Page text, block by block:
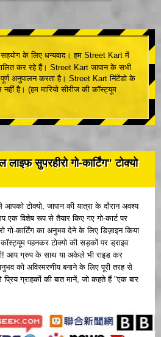
के लिए धन्यवाद। हम Street Kart में
कर रहे हैं। Street Kart जापान के सभी
पूर्ण अनुपालन करता है। Street Kart निंटेंडो के
नहीं है। (हम मारियो सीरीज की कॉस्ट्यूम
लाइफ सुपरहीरो गो-कार्टिंग" टोक्यो
टोक्यो, जापान की यात्रा के दौरान अवश्य
एक विशेष रूप से तैयार किए गए गो-कार्ट पर
गो-कार्टिंग का अनुभव देने के लिए डिज़ाइन किया
पहनकर टोक्यो की सड़कों पर ड्राइव
आप ग्रुप के साथ या अकेले भी राइड कर
को अविस्मरणीय बनाने के लिए पूरी तरह से
प्रिय ग्राहकों की बात मानें, जो कहते हैं "एक बार